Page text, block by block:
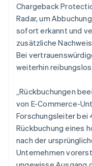
Chargeback
Radar, um
sofort erkannt und
zusätzliche
Bei
weiterhin
„Rückbuchungen
von E-Commerce-
Forschungsleiter bei
Rückbuchung eines
nach der
Unternehmen
Niederlande
NederlandsEnglish
Norwegen
English
Österreich
DeutschEnglish
Polen
Portugal
PortuguêsEnglish
Rumänien
English
Schweden
SvenskaEnglish
Schweiz
Deutsch Français